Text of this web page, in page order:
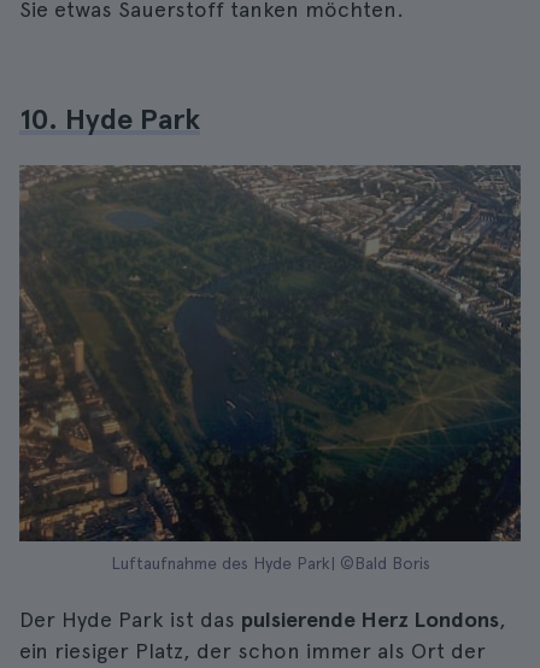
Sie etwas Sauerstoff tanken möchten.
10. Hyde Park
Luftaufnahme des Hyde Park| ©Bald Boris
Der Hyde Park ist das pulsierende Herz Londons,
ein riesiger Platz, der schon immer als Ort der